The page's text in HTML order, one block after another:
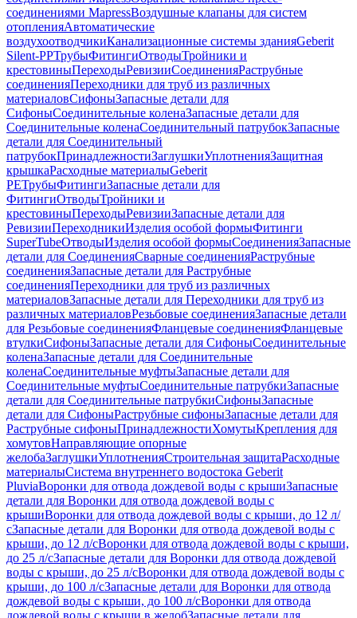
соединениями MapressВоздушные клапаны для систем
отопленияАвтоматические
воздухоотводчикиКанализационные системы зданияGeberit
Silent-PPТрубыФитингиОтводыТройники и
крестовиныПереходыРевизииСоединенияРаструбные
соединенияПереходники для труб из различных
материаловСифоныЗапасные детали для
СифоныСоединительные коленаЗапасные детали для
Соединительные коленаСоединительный патрубокЗапасные
детали для Соединительный
патрубокПринадлежностиЗаглушкиУплотненияЗащитная
крышкаРасходные материалыGeberit
PEТрубыФитингиЗапасные детали для
ФитингиОтводыТройники и
крестовиныПереходыРевизииЗапасные детали для
РевизииПереходникиИзделия особой формыФитинги
SuperTubeОтводыИзделия особой формыСоединенияЗапасные
детали для СоединенияСварные соединенияРаструбные
соединенияЗапасные детали для Раструбные
соединенияПереходники для труб из различных
материаловЗапасные детали для Переходники для труб из
различных материаловРезьбовые соединенияЗапасные детали
для Резьбовые соединенияФланцевые соединенияФланцевые
втулкиСифоныЗапасные детали для СифоныСоединительные
коленаЗапасные детали для Соединительные
коленаСоединительные муфтыЗапасные детали для
Соединительные муфтыСоединительные патрубкиЗапасные
детали для Соединительные патрубкиСифоныЗапасные
детали для СифоныРаструбные сифоныЗапасные детали для
Раструбные сифоныПринадлежностиХомутыКрепления для
хомутовНаправляющие опорные
желобаЗаглушкиУплотненияСтроительная защитаРасходные
материалыСистема внутреннего водостока Geberit
PluviaВоронки для отвода дождевой воды с крышиЗапасные
детали для Воронки для отвода дождевой воды с
крышиВоронки для отвода дождевой воды с крыши, до 12 л/
сЗапасные детали для Воронки для отвода дождевой воды с
крыши, до 12 л/сВоронки для отвода дождевой воды с крыши,
до 25 л/сЗапасные детали для Воронки для отвода дождевой
воды с крыши, до 25 л/сВоронки для отвода дождевой воды с
крыши, до 100 л/сЗапасные детали для Воронки для отвода
дождевой воды с крыши, до 100 л/сВоронки для отвода
дождевой воды с крыши в желобЗапасные детали для